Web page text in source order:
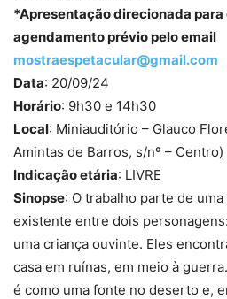
*Apresentação direcionada
agendamento prévio pelo email
mostraespetacular@gmail.com
Data: 20/09/24
Horário: 9h30 e 14h30
Local: Miniauditório – Glauco
Amintas de Barros, s/nº – Centro)
Indicação etária: LIVRE
Sinopse: O trabalho parte de
existente entre dois
uma criança ouvinte. Eles
casa em ruínas, em meio à
é como uma fonte no deserto e,